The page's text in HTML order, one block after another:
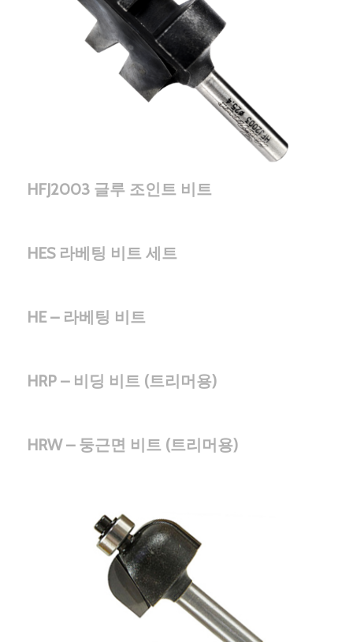
HFJ2003 글루 조인트 비트
HES 라베팅 비트 세트
HE – 라베팅 비트
HRP – 비딩 비트 (트리머용)
HRW – 둥근면 비트 (트리머용)